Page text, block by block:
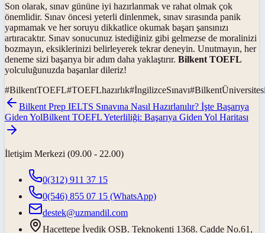
Son olarak, sınav gününe iyi hazırlanmak ve rahat olmak çok
önemlidir. Sınav öncesi yeterli dinlenmek, sınav sırasında panik
yapmamak ve her soruyu dikkatlice okumak başarı şansınızı
artıracaktır. Sınav sonucunuz istediğiniz gibi gelmezse de moralinizi
bozmayın, eksiklerinizi belirleyerek tekrar deneyin. Unutmayın, her
deneme sizi başarıya bir adım daha yaklaştırır. Bilkent TOEFL
yolculuğunuzda başarılar dileriz!
#BilkentTOEFL#TOEFLhazırlık#İngilizceSınavı#
Bilkent Prep IELTS Sınavına Nasıl Hazırlanılır? İşte Başarıya
Giden YolBilkent TOEFL Yeterliliği: Başarıya Giden Yol Haritası
İletişim Merkezi (09.00 - 22.00)
0(312) 911 37 15
0(546) 855 07 15 (WhatsApp)
destek@uzmandil.com
Hacettepe İvedik OSB. Teknokenti 1368. Cadde No.61,